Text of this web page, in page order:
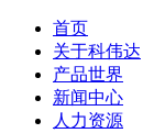
首页
关于科伟达
产品世界
新闻中心
人力资源